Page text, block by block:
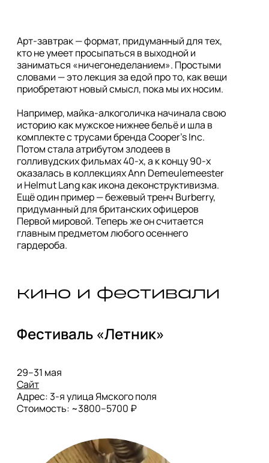
Арт-завтрак — формат, придуманный для тех,
кто не умеет просыпаться в выходной и
заниматься «ничегонеделанием». Простыми
словами — это лекция за едой про то, как вещи
приобретают новый смысл, пока мы их носим.
Например, майка-алкоголичка начинала свою
историю как мужское нижнее бельё и шла в
комплекте с трусами бренда Cooper's Inc.
Потом стала атрибутом злодеев в
голливудских фильмах 40-х, а к концу 90-х
оказалась в коллекциях Ann Demeulemeester
и Helmut Lang как икона деконструктивизма.
Ещё один пример — бежевый тренч Burberry,
придуманный для британских офицеров
Первой мировой. Теперь же он считается
главным предметом любого осеннего
гардероба.
кино и фестивали
Фестиваль «Летник»
Сайт
Адрес: 3-я улица Ямского поля
Стоимость: ~3800–5700 ₽